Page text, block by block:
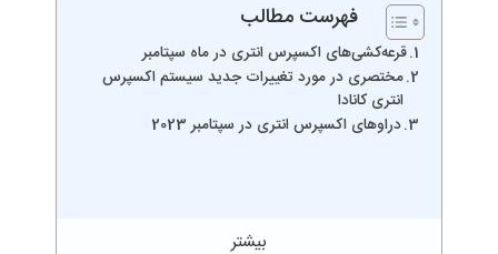
فهرست مطالب
قرعه‌کشی‌های اکسپرس انتری در ماه سپتامبر
مختصری در مورد تغییرات جدید سیستم اکسپرس
انتری کانادا
دراو‌های اکسپرس انتری در سپتامبر 2023